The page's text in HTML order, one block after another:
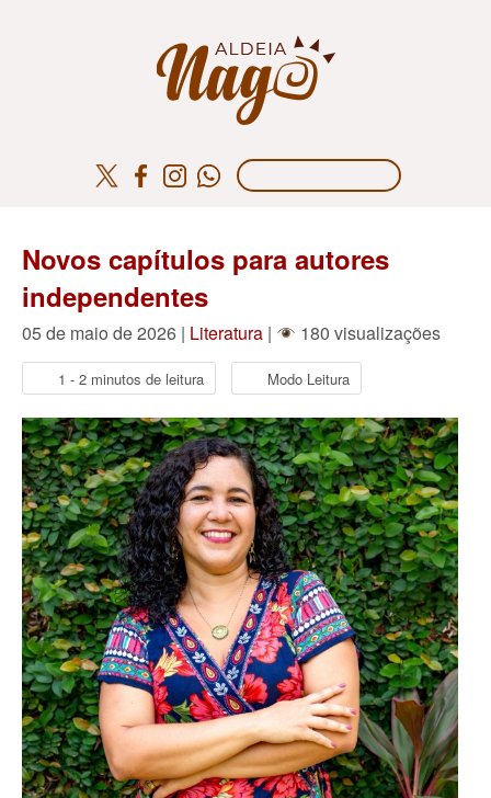
Novos capítulos para autores
independentes
05 de maio de 2026 | Literatura | 180 visualizações
1 - 2 minutos de leitura Modo Leitura